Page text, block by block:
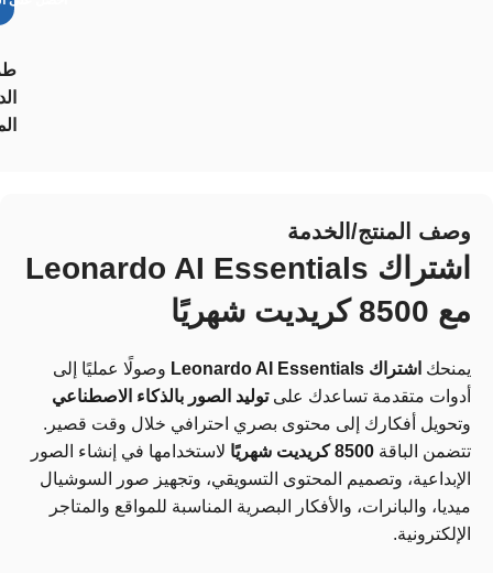
وصف المنتج/الخدمة
اشتراك Leonardo AI Essentials
مع 8500 كريديت شهريًا
يمنحك اشتراك Leonardo AI Essentials
وصولًا عمليًا إلى
أدوات متقدمة تساعدك علىتوليد الصور بالذكاء الاصطناعي
وتحويل أفكارك إلى محتوى بصري احترافي خلال وقت قصير.
تتضمن الباقة 8500 كريديت شهريًا
لاستخدامها في إنشاء الصور
الإبداعية، وتصميم المحتوى التسويقي، وتجهيز صور السوشيال
ميديا، والبانرات، والأفكار البصرية المناسبة للمواقع والمتاجر
الإلكترونية.